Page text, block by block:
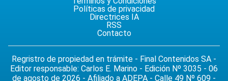
Políticas de privacidad
Directrices IA
RSS
Contacto
Regristro de propiedad en trámite - Final Contenidos SA -
Editor responsable: Carlos E. Marino - Edición Nº 3035 - 06
de agosto de 2026 - Afiliado a ADEPA - Calle 49 Nº 609 -